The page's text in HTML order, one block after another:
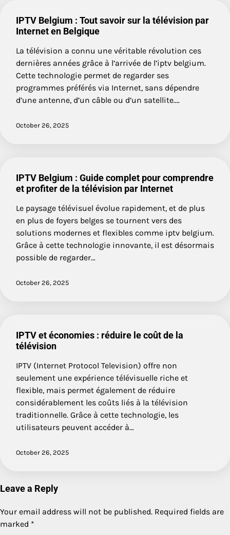
IPTV Belgium : Tout savoir sur la télévision par
Internet en Belgique
La télévision a connu une véritable révolution ces
dernières années grâce à l’arrivée de l’iptv belgium.
Cette technologie permet de regarder ses
programmes préférés via Internet, sans dépendre
d’une antenne, d’un câble ou d’un satellite.…
October 26, 2025
IPTV Belgium : Guide complet pour comprendre
et profiter de la télévision par Internet
Le paysage télévisuel évolue rapidement, et de plus
en plus de foyers belges se tournent vers des
solutions modernes et flexibles comme iptv belgium.
Grâce à cette technologie innovante, il est désormais
possible de regarder…
October 26, 2025
IPTV et économies : réduire le coût de la
télévision
IPTV (Internet Protocol Television) offre non
seulement une expérience télévisuelle riche et
flexible, mais permet également de réduire
considérablement les coûts liés à la télévision
traditionnelle. Grâce à cette technologie, les
utilisateurs peuvent accéder à…
October 26, 2025
Leave a Reply
Your email address will not be published. Required fields are
marked *